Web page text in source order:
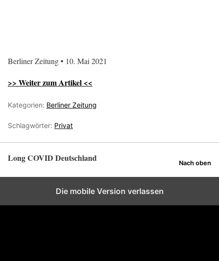
Berliner Zeitung • 10. Mai 2021
>> Weiter zum Artikel <<
Kategorien: Berliner Zeitung
Schlagwörter: Privat
Long COVID Deutschland Nach oben
Die mobile Version verlassen